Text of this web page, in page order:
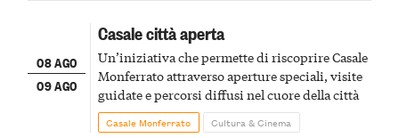
08 AGO
09 AGO
Casale città aperta
Un’iniziativa che permette di riscoprire Casale
Monferrato attraverso aperture speciali, visite
guidate e percorsi diffusi nel cuore della città
Casale Monferrato Cultura & Cinema